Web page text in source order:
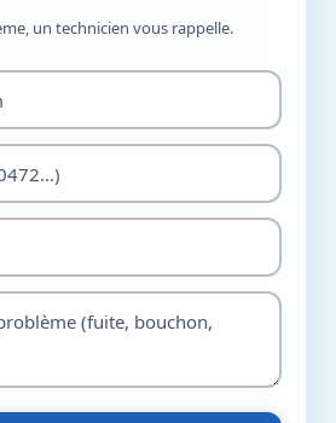
un technicien vous rappelle.